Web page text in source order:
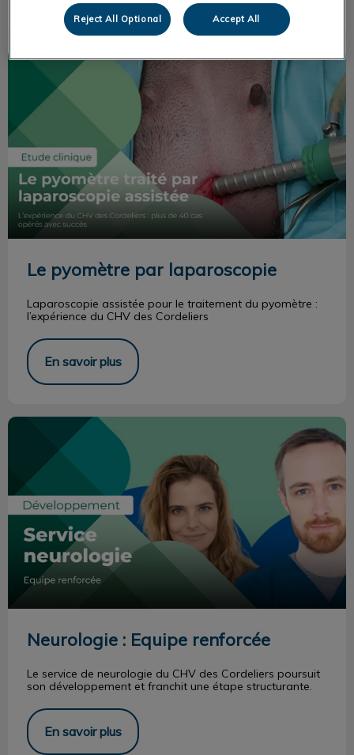
Le pyomètre par laparoscopie
Le pyomètre par laparoscopie
Laparoscopie assistée pour le traitement du pyomètre :
l’expérience du CHV des Cordeliers
En savoir plus
Neurologie : Equipe renforcée
Neurologie : Equipe renforcée
Le service de neurologie du CHV des Cordeliers poursuit
son développement et franchit une étape structurante.
En savoir plus
Reject All Optional Accept All